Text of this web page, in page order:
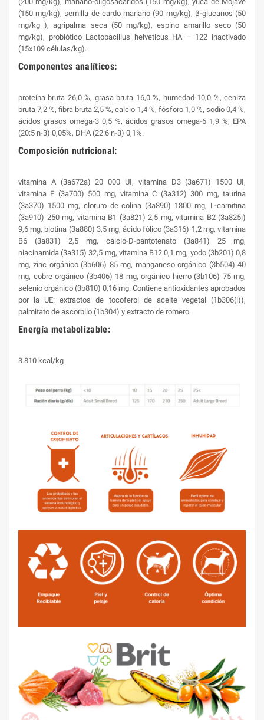
(150 mg/kg), semilla de cardo mariano (90 mg/kg), β-glucanos (50
mg/kg ), agripalma seca (50 mg/kg), espino amarillo seco (50
mg/kg), probiótico Lactobacillus helveticus HA – 122 inactivado
(15x109 células/kg).
Componentes analíticos:
proteína bruta 26,0 %, grasa bruta 16,0 %, humedad 10,0 %, ceniza
bruta 7,2 %, fibra bruta 2,5 %, calcio 1,4 %, fósforo 1,0 %, sodio 0,4 %,
ácidos grasos omega-3 0,5 %, ácidos grasos omega-6 1,9 %, EPA
(20:5 n-3) 0,05%, DHA (22:6 n-3) 0,1%.
Composición nutricional:
vitamina A (3a672a) 20 000 UI, vitamina D3 (3a671) 1500 UI,
vitamina E (3a700) 500 mg, vitamina C (3a312) 300 mg, taurina
(3a370) 1500 mg, cloruro de colina (3a890) 1800 mg, L-carnitina
(3a910) 250 mg, vitamina B1 (3a821) 2,5 mg, vitamina B2 (3a825i)
9,6 mg, biotina (3a880) 3,5 mg, ácido fólico (3a316) 1,2 mg, vitamina
B6 (3a831) 2,5 mg, calcio-D-pantotenato (3a841) 25 mg,
niacinamida (3a315) 32,5 mg, vitamina B12 0,1 mg, yodo (3b201) 0,8
mg, zinc orgánico (3b606) 85 mg, manganeso orgánico (3b504) 40
mg, cobre orgánico (3b406) 18 mg, orgánico hierro (3b106) 75 mg,
selenio orgánico (3b810) 0,16 mg. Contiene antioxidantes aprobados
por la UE: extractos de tocoferol de aceite vegetal (1b306(i)),
palmitato de ascorbilo (1b304) y extracto de romero.
Energía metabolizable:
3.810 kcal/kg